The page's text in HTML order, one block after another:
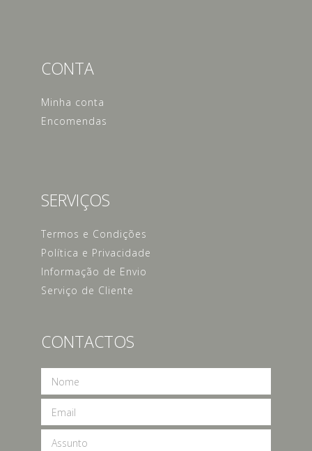
CONTA
Minha conta
Encomendas
SERVIÇOS
Termos e Condições
Política e Privacidade
Informação de Envio
Serviço de Cliente
CONTACTOS